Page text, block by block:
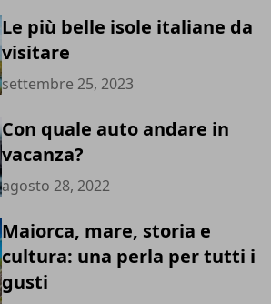
Le più belle isole italiane da
visitare
settembre 25, 2023
Con quale auto andare in
vacanza?
agosto 28, 2022
Maiorca, mare, storia e
cultura: una perla per tutti i
gusti